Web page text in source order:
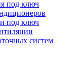
под ключ
под ключ
систем